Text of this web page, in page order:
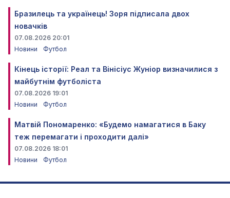
Бразилець та українець! Зоря підписала двох
новачків
07.08.2026 20:01
Новини
Футбол
Кінець історії: Реал та Вінісіус Жуніор визначилися з
майбутнім футболіста
07.08.2026 19:01
Новини
Футбол
Матвій Пономаренко: «Будемо намагатися в Баку
теж перемагати і проходити далі»
07.08.2026 18:01
Новини
Футбол